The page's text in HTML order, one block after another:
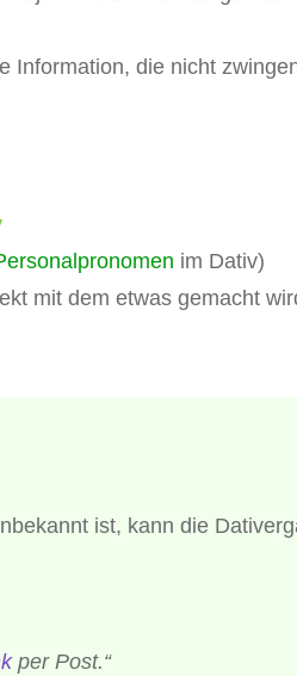
Information, die nicht
im Dativ)
mit dem etwas gemacht
ist, kann die
per Post.“